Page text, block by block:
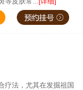
疗法，尤其在发掘祖国